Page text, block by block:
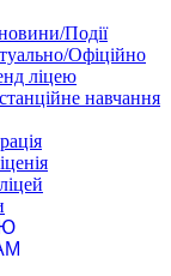
Події
Офіційно
ліцею
навчання